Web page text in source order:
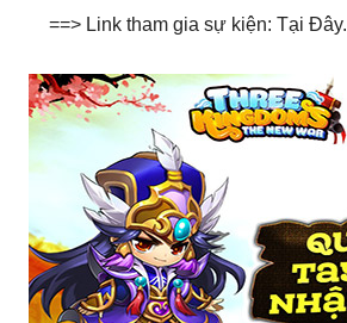
==> Link tham gia sự kiện: Tại Đây.